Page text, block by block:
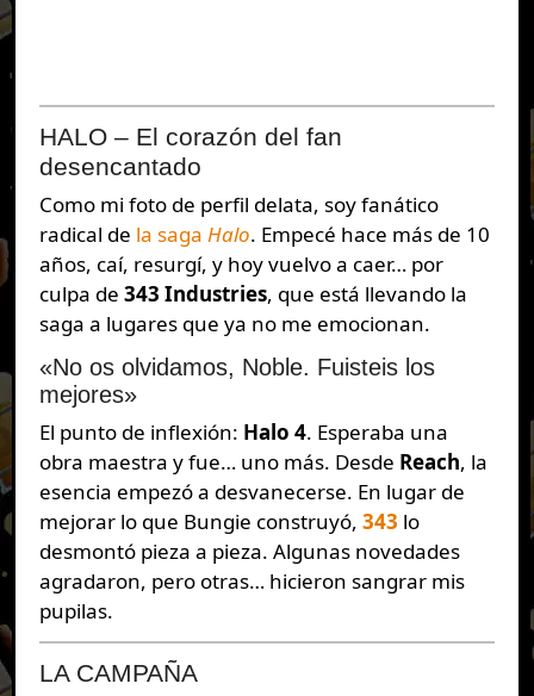
HALO – El corazón del fan
desencantado
Como mi foto de perfil delata, soy fanático
radical de la saga Halo. Empecé hace más de 10
años, caí, resurgí, y hoy vuelvo a caer… por
culpa de 343 Industries, que está llevando la
saga a lugares que ya no me emocionan.
«No os olvidamos, Noble. Fuisteis los
mejores»
El punto de inflexión: Halo 4. Esperaba una
obra maestra y fue… uno más. Desde Reach, la
esencia empezó a desvanecerse. En lugar de
mejorar lo que Bungie construyó, 343 lo
desmontó pieza a pieza. Algunas novedades
agradaron, pero otras… hicieron sangrar mis
pupilas.
LA CAMPAÑA